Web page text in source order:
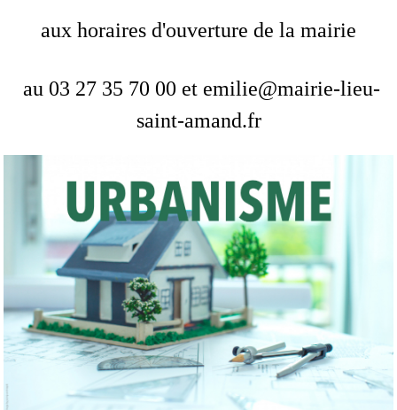
aux horaires d'ouverture de la mairie
au 03 27 35 70 00 et emilie@mairie-lieu-
saint-amand.fr